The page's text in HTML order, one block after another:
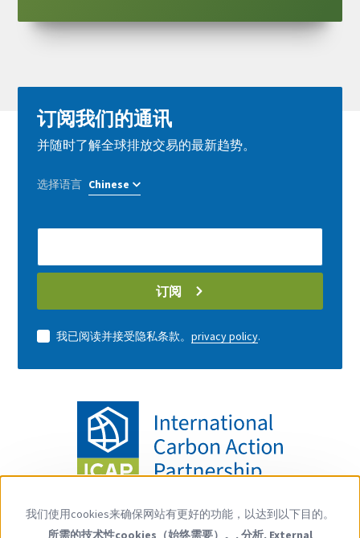
YouTubeLinkedIn
订阅我们的通讯
并随时了解全球排放交易的最新趋势。
选择语言
E-
address
订阅
我已阅读并接受隐私条款。 privacy policy.
Use
我们使用cookies来确保网站有更好的功能，以达到以下目的。
所需的技术性cookies（始终需要）。, 分析, External